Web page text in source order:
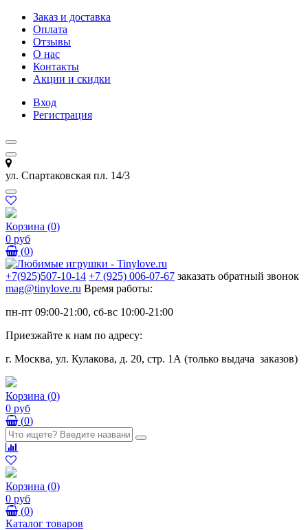
Заказ и доставка
Оплата
Отзывы
О нас
Контакты
Акции и скидки
Вход
Регистрация
ул. Спартаковская пл. 14/3
Корзина (0)
0 руб
(0)
+7(925)507-10-14 +7 (925) 006-07-67 заказать обратный звонок
mag@tinylove.ru Время работы:
пн-пт 09:00-21:00, сб-вс 10:00-21:00
Приезжайте к нам по адресу:
г. Москва, ул. Кулакова, д. 20, стр. 1А (только выдача заказов)
Корзина (0)
0 руб
(0)
Корзина (0)
0 руб
(0)
Каталог товаров